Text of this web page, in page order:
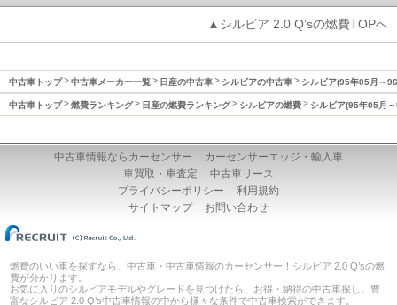
▲シルビア 2.0 Q’sの燃費TOPへ
中古車トップ 中古車メーカー一覧 日産の中古車 シルビアの中古車 シルビア(95年05月～
中古車トップ 燃費ランキング 日産の燃費ランキング シルビアの燃費 シルビア(95年05月
中古車情報ならカーセンサー
カーセンサーエッジ・輸入車
車買取・車査定
中古車リース
プライバシーポリシー
利用規約
サイトマップ
お問い合わせ
燃費のいい車を探すなら、中古車・中古車情報のカーセンサー！シルビア 2.0 Q’sの燃
費が分かります。
お気に入りのシルビアモデルやグレードを見つけたら、お得・納得の中古車探し。豊
富なシルビア 2.0 Q’s中古車情報の中から様々な条件で中古車検索ができます。